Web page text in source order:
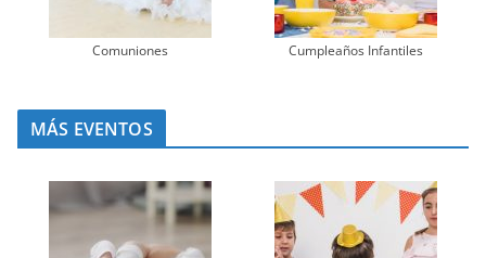
Comuniones Cumpleaños Infantiles
MÁS EVENTOS